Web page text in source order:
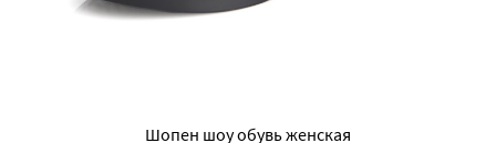
Шопен шоу обувь женская